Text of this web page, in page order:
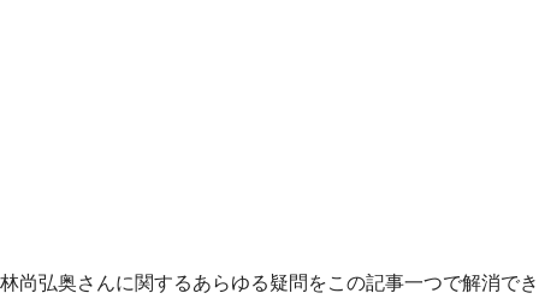
林尚弘奥さんに関するあらゆる疑問をこの記事一つで解消でき